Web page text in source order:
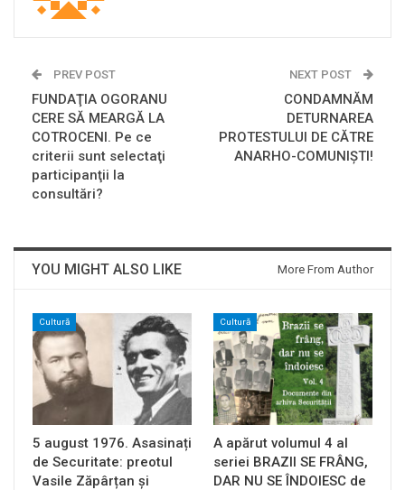
PREV POST
FUNDAŢIA OGORANU
CERE SĂ MEARGĂ LA
COTROCENI. Pe ce
criterii sunt selectaţi
participanţii la
consultări?
NEXT POST
CONDAMNĂM
DETURNAREA
PROTESTULUI DE CĂTRE
ANARHO-COMUNIŞTI!
YOU MIGHT ALSO LIKE More From Author
Cultură
5 august 1976. Asasinați
de Securitate: preotul
Vasile Zăpârțan și
Cultură
A apărut volumul 4 al
seriei BRAZII SE FRÂNG,
DAR NU SE ÎNDOIESC de